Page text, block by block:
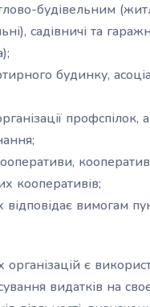
будівельним
садівничі та
будинку,
профспілок,
кооперативів;
відповідає вимогам
є
видатків на